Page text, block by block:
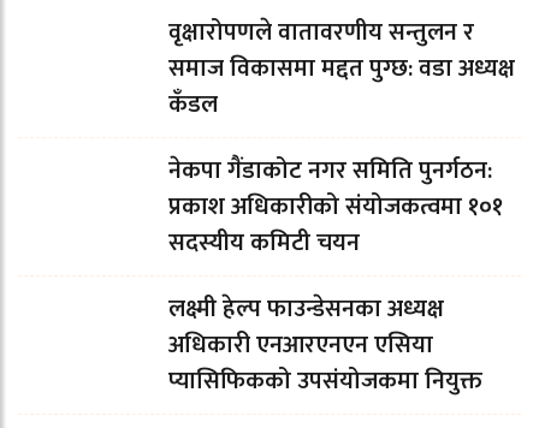
वृक्षारोपणले वातावरणीय सन्तुलन र
समाज विकासमा मद्दत पुग्छ: वडा अध्यक्ष
कँडल
नेकपा गैंडाकोट नगर समिति पुनर्गठन:
प्रकाश अधिकारीको संयोजकत्वमा १०१
सदस्यीय कमिटी चयन
लक्ष्मी हेल्प फाउन्डेसनका अध्यक्ष
अधिकारी एनआरएनएन एसिया
प्यासिफिकको उपसंयोजकमा नियुक्त